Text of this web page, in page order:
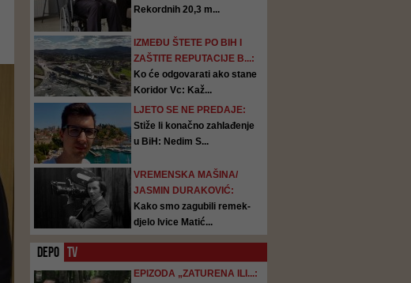
Rekordnih 20,3 m...
IZMEĐU ŠTETE PO BIH I
ZAŠTITE REPUTACIJE B...:
Ko će odgovarati ako stane
Koridor Vc: Kaž...
LJETO SE NE PREDAJE:
Stiže li konačno zahlađenje
u BiH: Nedim S...
VREMENSKA MAŠINA/
JASMIN DURAKOVIĆ:
Kako smo zagubili remek-
djelo Ivice Matić...
DEPO TV
EPIZODA „ZATURENA ILI...: